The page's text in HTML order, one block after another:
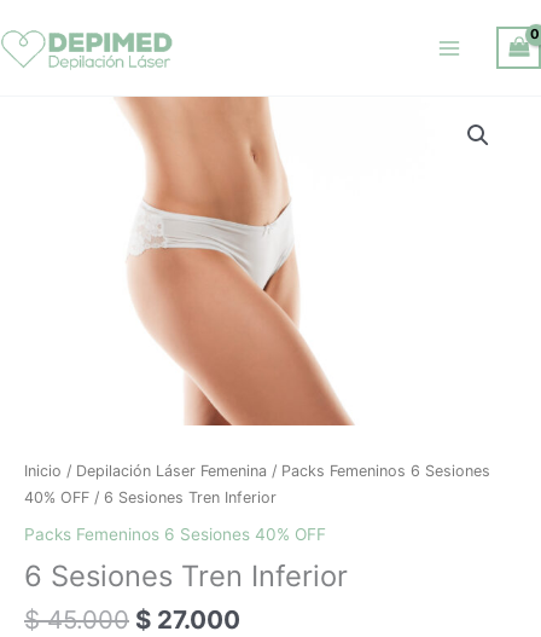
al
contenido
Inicio / Depilación Láser Femenina / Packs Femeninos 6 Sesiones
40% OFF / 6 Sesiones Tren Inferior
Packs Femeninos 6 Sesiones 40% OFF
6 Sesiones Tren Inferior
$45.000
El
precio
original
era:
$ 45.000.
$ 27.000
precio
actual
es:
$ 27.000.